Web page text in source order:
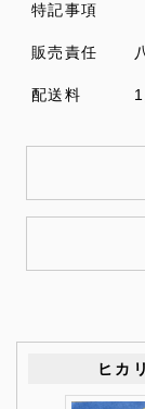
特記事項
販売責任
配送料
ヒカ